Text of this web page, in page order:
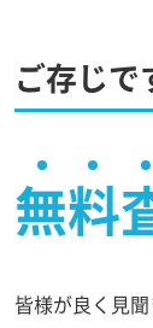
ご存じで
無料
皆様が良く見